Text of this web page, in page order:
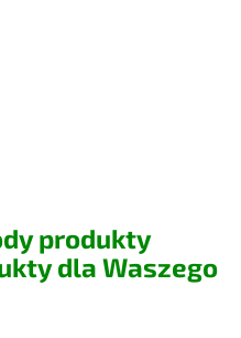
produkty
dla Waszego